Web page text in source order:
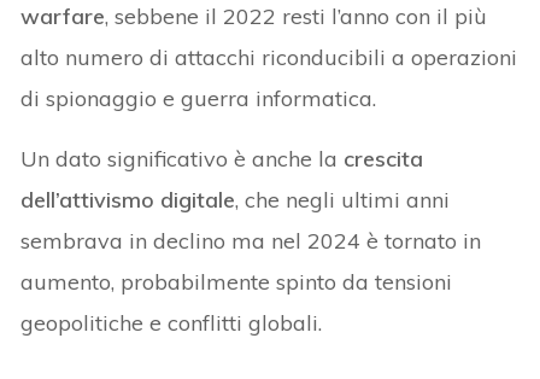
warfare, sebbene il 2022 resti l’anno con il più
alto numero di attacchi riconducibili a operazioni
di spionaggio e guerra informatica.
Un dato significativo è anche la crescita
dell’attivismo digitale, che negli ultimi anni
sembrava in declino ma nel 2024 è tornato in
aumento, probabilmente spinto da tensioni
geopolitiche e conflitti globali.